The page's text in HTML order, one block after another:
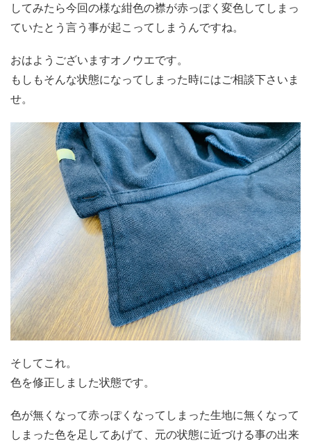
してみたら今回の様な紺色の襟が赤っぽく変色してしまっ
ていたとう言う事が起こってしまうんですね。
おはようございますオノウエです。
もしもそんな状態になってしまった時にはご相談下さいま
せ。
そしてこれ。
色を修正しました状態です。
色が無くなって赤っぽくなってしまった生地に無くなって
しまった色を足してあげて、元の状態に近づける事の出来